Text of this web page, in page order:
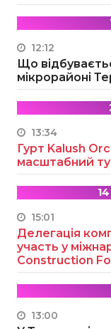
12:12
Що
мікрорайоні
13:34
Гурт Kalush
масштабний
15:01
Делегація
участь у
Construction
13:00